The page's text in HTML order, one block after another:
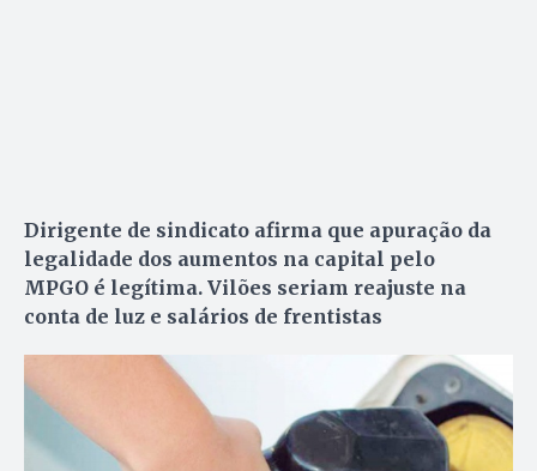
Dirigente de sindicato afirma que apuração da
legalidade dos aumentos na capital pelo
MPGO é legítima. Vilões seriam reajuste na
conta de luz e salários de frentistas